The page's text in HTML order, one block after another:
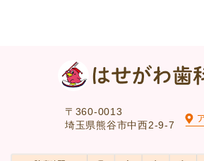
〒360-0013
埼玉県熊谷市中西2-9-7